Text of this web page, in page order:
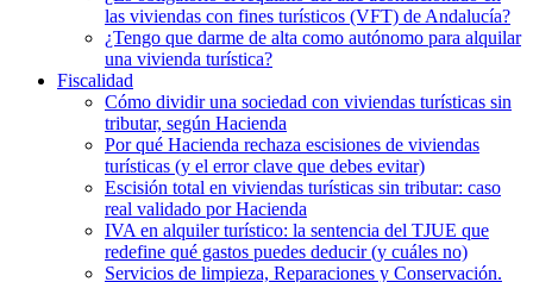
las viviendas con fines turísticos (VFT) de Andalucía?
¿Tengo que darme de alta como autónomo para alquilar
una vivienda turística?
Fiscalidad
Cómo dividir una sociedad con viviendas turísticas sin
tributar, según Hacienda
Por qué Hacienda rechaza escisiones de viviendas
turísticas (y el error clave que debes evitar)
Escisión total en viviendas turísticas sin tributar: caso
real validado por Hacienda
IVA en alquiler turístico: la sentencia del TJUE que
redefine qué gastos puedes deducir (y cuáles no)
Servicios de limpieza, Reparaciones y Conservación.